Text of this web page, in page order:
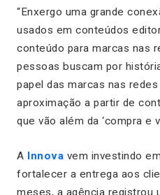
“Enxergo uma grande
usados em conteúdos
conteúdo para marcas nas
pessoas buscam por
papel das marcas nas
aproximação a partir de
que vão além da ‘compra e
A Innova vem investindo
fortalecer a entrega aos
meses, a agência registrou